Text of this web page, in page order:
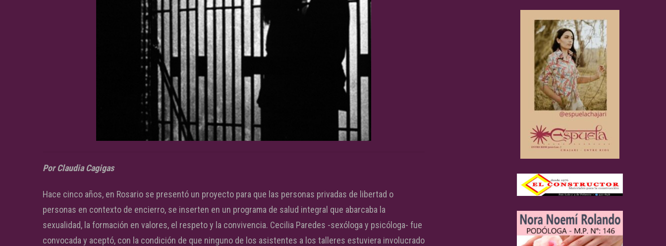
Por Claudia Cagigas
Hace cinco años, en Rosario se presentó un proyecto para que las personas privadas de libertad o
personas en contexto de encierro, se inserten en un programa de salud integral que abarcaba la
sexualidad, la formación en valores, el respeto y la convivencia. Cecilia Paredes -sexóloga y psicóloga- fue
convocada y aceptó, con la condición de que ninguno de los asistentes a los talleres estuviera involucrado